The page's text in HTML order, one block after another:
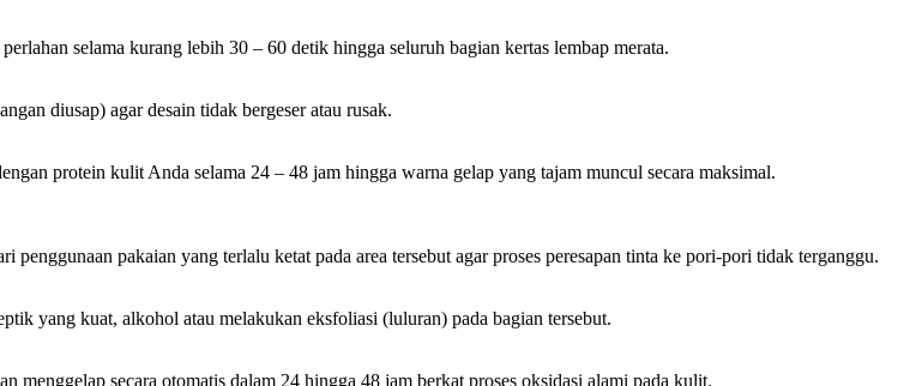
selama kurang lebih 30 – 60 detik hingga seluruh bagian kertas lembap merata.
diusap) agar desain tidak bergeser atau rusak.
protein kulit Anda selama 24 – 48 jam hingga warna gelap yang tajam muncul secara maksimal.
penggunaan pakaian yang terlalu ketat pada area tersebut agar proses peresapan tinta ke pori-pori tidak terganggu.
yang kuat, alkohol atau melakukan eksfoliasi (luluran) pada bagian tersebut.
menggelap secara otomatis dalam 24 hingga 48 jam berkat proses oksidasi alami pada kulit.